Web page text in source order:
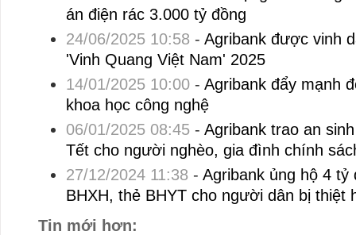
án điện rác 3.000 tỷ đồng
24/06/2025 10:58 - Agribank được vinh
'Vinh Quang Việt Nam' 2025
14/01/2025 10:00- Agribank đẩy mạnh
khoa học công nghệ
06/01/2025 08:45- Agribank trao an
Tết cho người nghèo, gia đình chính
27/12/2024 11:38 - Agribank ủng hộ 4 tỷ
BHXH, thẻ BHYT cho người dân bị thiệt
Tin mới hơn: